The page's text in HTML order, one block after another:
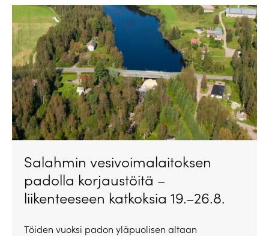
Salahmin vesivoimalaitoksen
padolla korjaustöitä –
liikenteeseen katkoksia 19.–26.8.
Töiden vuoksi padon yläpuolisen altaan